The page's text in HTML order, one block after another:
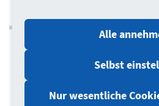
Informationen zu den
ukrainischer Sprachehier(PDF)
Alle
Selbst
Nur wesentliche